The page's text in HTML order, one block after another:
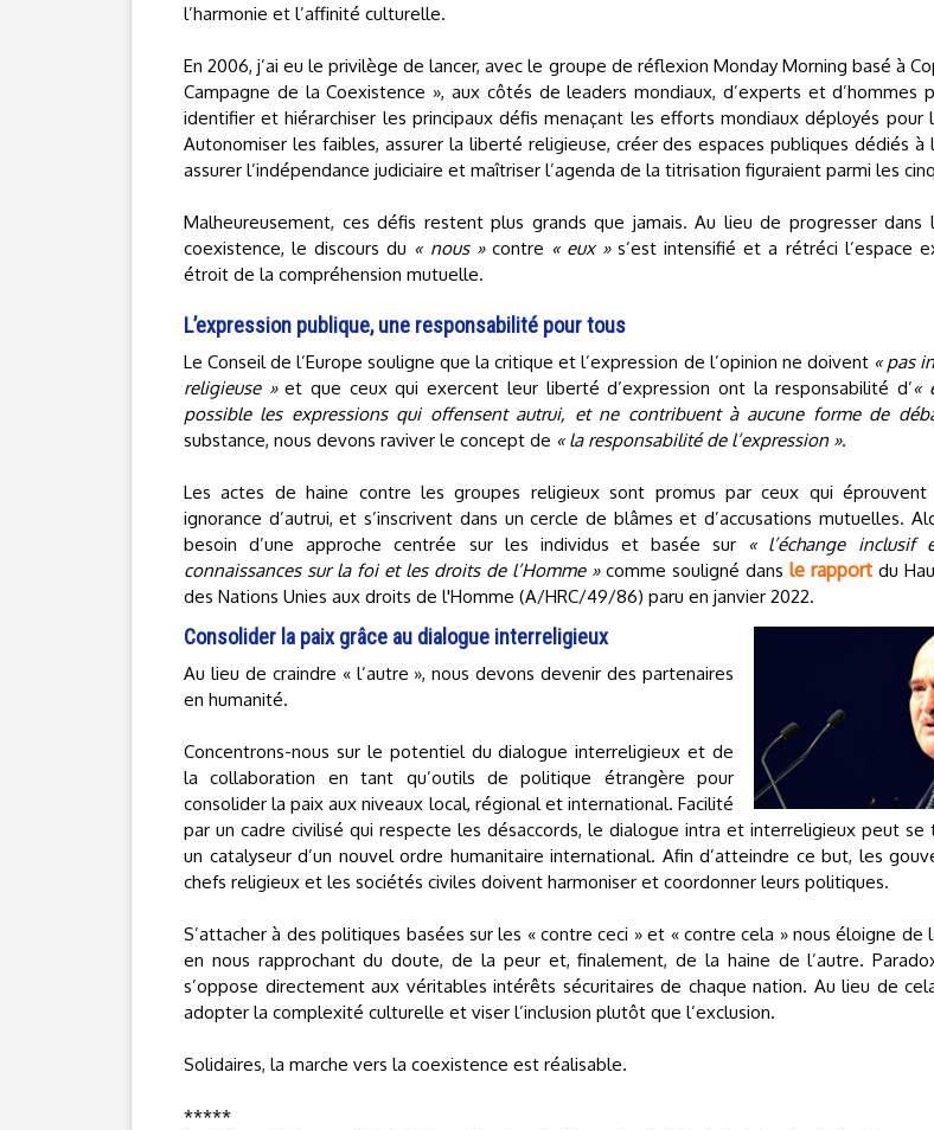
l’harmonie et l’affinité culturelle.
En 2006, j’ai eu le privilège de lancer, avec le groupe de réflexion Monday Morning basé à
Campagne de la Coexistence », aux côtés de leaders mondiaux, d’experts et d’hommes
identifier et hiérarchiser les principaux défis menaçant les efforts mondiaux déployés pour
Autonomiser les faibles, assurer la liberté religieuse, créer des espaces publiques dédiés à
assurer l’indépendance judiciaire et maîtriser l’agenda de la titrisation figuraient parmi les
Malheureusement, ces défis restent plus grands que jamais. Au lieu de progresser dans
coexistence, le discours du « nous »contre « eux »s’est intensifié et a rétréci l’espace
étroit de la compréhension mutuelle.
L’expression publique, une responsabilité pour tous
Le Conseil de l’Europe souligne que la critique et l’expression de l’opinion ne doivent « pas
religieuse »et que ceux qui exercent leur liberté d’expression ont la responsabilité d’«
possible les expressions qui offensent autrui, et ne contribuent à aucune forme de
substance, nous devons raviver le concept de « la responsabilité de l’expression ».
Les actes de haine contre les groupes religieux sont promus par ceux qui éprouvent
ignorance d’autrui, et s’inscrivent dans un cercle de blâmes et d’accusations mutuelles.
besoin d’une approche centrée sur les individus et basée sur « l’échange inclusif
connaissances sur la foi et les droits de l’Homme »comme souligné dans le rapport du
des Nations Unies aux droits de l'Homme (A/HRC/49/86) paru en janvier 2022.
Consolider la paix grâce au dialogue interreligieux
Au lieu de craindre « l’autre », nous devons devenir des partenaires
en humanité.
Concentrons-nous sur le potentiel du dialogue interreligieux et de
la collaboration en tant qu’outils de politique étrangère pour
consolider la paix aux niveaux local, régional et international. Facilité
par un cadre civilisé qui respecte les désaccords, le dialogue intra et interreligieux peut se
un catalyseur d’un nouvel ordre humanitaire international. Afin d’atteindre ce but, les
chefs religieux et les sociétés civiles doivent harmoniser et coordonner leurs politiques.
S’attacher à des politiques basées sur les « contre ceci » et « contre cela » nous éloigne
en nous rapprochant du doute, de la peur et, finalement, de la haine de l’autre.
s’oppose directement aux véritables intérêts sécuritaires de chaque nation. Au lieu de
adopter la complexité culturelle et viser l’inclusion plutôt que l’exclusion.
Solidaires, la marche vers la coexistence est réalisable.
*****